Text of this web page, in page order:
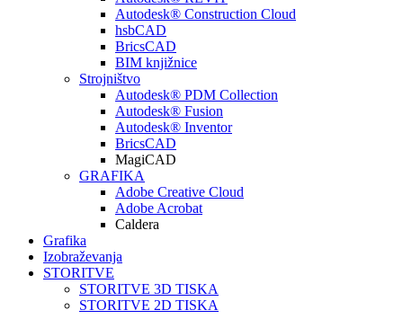
Autodesk® Construction Cloud
hsbCAD
BricsCAD
BIM knjižnice
Strojništvo
Autodesk® PDM Collection
Autodesk® Fusion
Autodesk® Inventor
BricsCAD
MagiCAD
GRAFIKA
Adobe Creative Cloud
Adobe Acrobat
Caldera
Grafika
Izobraževanja
STORITVE
STORITVE 3D TISKA
STORITVE 2D TISKA